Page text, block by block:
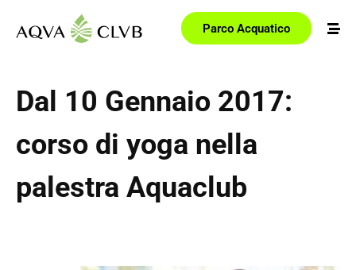
Parco Acquatico
Dal 10 Gennaio 2017:
corso di yoga nella
palestra Aquaclub